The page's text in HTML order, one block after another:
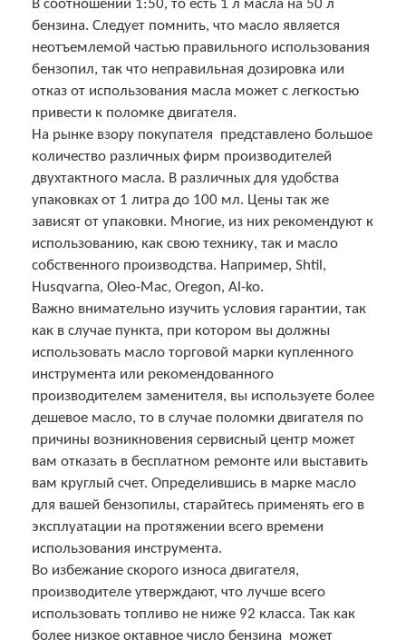
В соотношении 1:50, то есть 1 л масла на 50 л
бензина. Следует помнить, что масло является
неотъемлемой частью правильного использования
бензопил, так что неправильная дозировка или
отказ от использования масла может с легкостью
привести к поломке двигателя.
На рынке взору покупателя представлено большое
количество различных фирм производителей
двухтактного масла. В различных для удобства
упаковках от 1 литра до 100 мл. Цены так же
зависят от упаковки. Многие, из них рекомендуют к
использованию, как свою технику, так и масло
собственного производства. Например, Shtil,
Husqvarna, Oleo-Mac, Oregon, Al-ko.
Важно внимательно изучить условия гарантии, так
как в случае пункта, при котором вы должны
использовать масло торговой марки купленного
инструмента или рекомендованного
производителем заменителя, вы используете более
дешевое масло, то в случае поломки двигателя по
причины возникновения сервисный центр может
вам отказать в бесплатном ремонте или выставить
вам круглый счет. Определившись в марке масло
для вашей бензопилы, старайтесь применять его в
эксплуатации на протяжении всего времени
использования инструмента.
Во избежание скорого износа двигателя,
производителе утверждают, что лучше всего
использовать топливо не ниже 92 класса. Так как
более низкое октавное число бензина может